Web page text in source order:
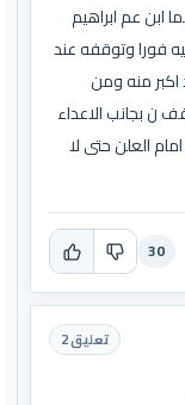
ابن عم ابراهيم
فورا وتوقفه عند
اكبر منه ومن
ن بجانب الاعداء
العلن حتى لا
30
تعليق 2